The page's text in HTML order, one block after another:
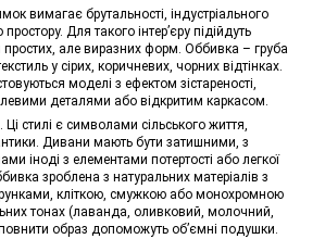
вимагає брутальності, індустріального
Для такого інтер’єру підійдуть
але виразних форм. Оббивка – груба
у сірих, коричневих, чорних відтінках.
моделі з ефектом зістареності,
деталями або відкритим каркасом.
Ці стилі є символами сільського життя,
Дивани мають бути затишними, з
іноді з елементами потертості або легкої
зроблена з натуральних матеріалів з
кліткою, смужкою або монохромною
тонах (лаванда, оливковий, молочний,
образ допоможуть об’ємні подушки.